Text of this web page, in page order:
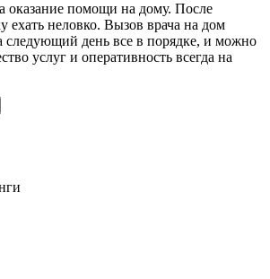
оказание помощи на дому. После
ехать неловко. Вызов врача на дом
следующий день все в порядке, и можно
услуг и оперативность всегда на